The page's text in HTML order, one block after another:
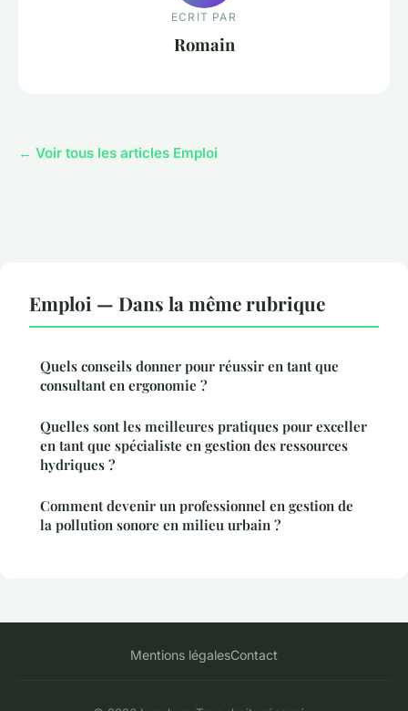
ECRIT PAR
Romain
← Voir tous les articles Emploi
Emploi — Dans la même rubrique
Quels conseils donner pour réussir en tant que
consultant en ergonomie ?
Quelles sont les meilleures pratiques pour exceller
en tant que spécialiste en gestion des ressources
hydriques ?
Comment devenir un professionnel en gestion de
la pollution sonore en milieu urbain ?
Mentions légalesContact